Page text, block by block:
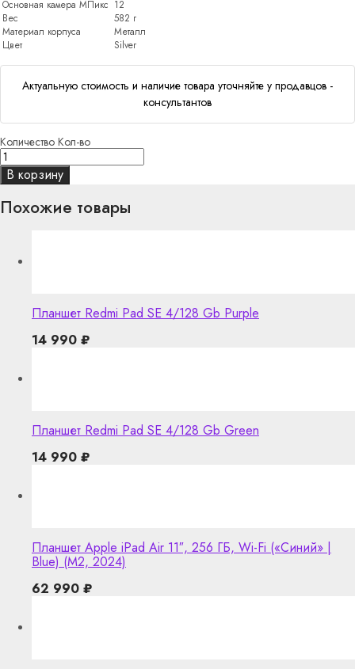
Основная камера МПикс 12
Вес
582 г
Материал корпуса
Металл
Цвет
Silver
Актуальную стоимость и наличие товара уточняйте у продавцов -
консультантов
Количество Кол-во
В корзину
Похожие товары
Планшет Redmi Pad SE 4/128 Gb Purple
14 990 ₽
Планшет Redmi Pad SE 4/128 Gb Green
14 990 ₽
Планшет Apple iPad Air 11″, 256 ГБ, Wi-Fi («Синий» |
Blue) (M2, 2024)
62 990 ₽